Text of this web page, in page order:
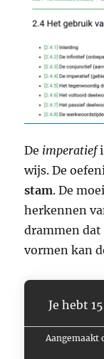
De imperatief
wijs. De
stam. De
herkennen
drammen
vormen kan
Je hebt
Aangemaakt